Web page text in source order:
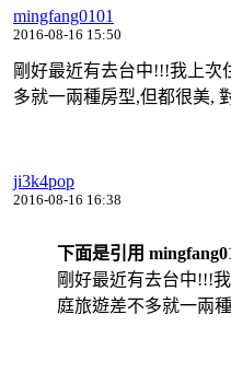
mingfang0101
2016-08-16 15:50
剛好最近有去台中!!!我上次
多就一兩種房型,但都很美,
ji3k4pop
2016-08-16 16:38
下面是引用
剛好最近有去台中!!!
庭旅遊差不多就一兩